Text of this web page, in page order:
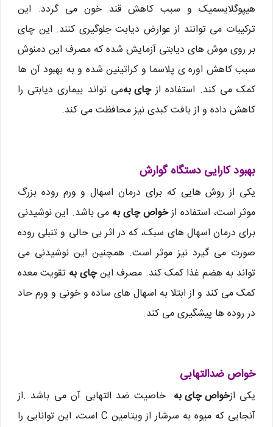
هیپوگلایسمیک و سبب کاهش قند خون می گردد. این
ترکیبات می توانند از عوارض دیابت جلوگیری کنند. این چای
بر روی موش های دیابتی آزمایش شده که مصرف این دمنوش
سبب کاهش اوره ی پلاسما و کراتینین شده و به بهبود آن ها
کمک می کند. استفاده ازچای بهمی تواند بیماری دیابتی را
کاهش داده و از بافت کبدی نیز محافظت می کند.
بهبود کارایی دستگاه گوارش
یکی از روش هایی که برای درمان اسهال و ورم روده بزرگ
موثر است، استفاده ازخواص چای به می باشد. این نوشیدنی
برای درمان اسهال های سبک، که در اثر بی حالی و تنبلی روده
صورت می گیرد نیز موثر است. همچنین این نوشیدنی می
تواند به هضم غذا کمک کند. مصرف اینچای به تقویت معده
کمک می کند و از ابتلا به اسهال های ساده و خونی و ورم حاد
در روده ها پیشگیری می کند.
خواص ضدالتهابی
یکی ازخواص چای به خاصیت ضد التهابی آن می باشد .از
آنجایی که میوه به سرشار از ویتامین C است، این توانایی را